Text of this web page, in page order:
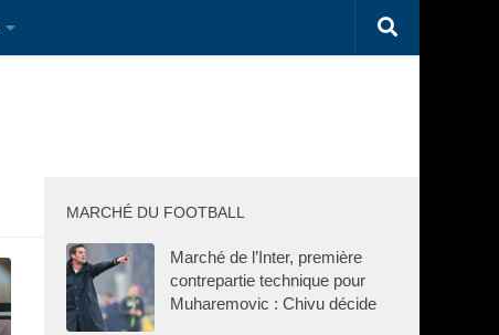
MARCHÉ DU FOOTBALL
Marché de l’Inter, première
contrepartie technique pour
Muharemovic : Chivu décide